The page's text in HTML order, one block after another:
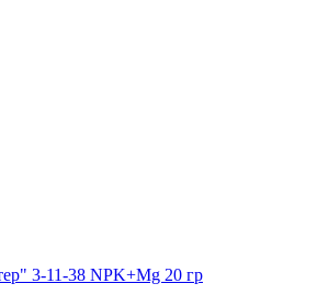
3-11-38 NPK+Mg 20 гр